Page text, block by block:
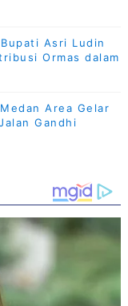
Asri Ludin
Ormas dalam
Area Gelar
Gandhi